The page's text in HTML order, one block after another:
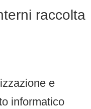
raccolta
e
informatico